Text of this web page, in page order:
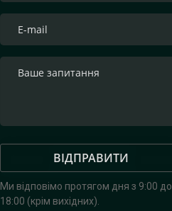
ВІДПРАВИТИ
Ми відповімо протягом дня з 9:00 до
18:00 (крім вихідних).